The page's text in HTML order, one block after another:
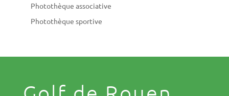
Photothèque associative
Photothèque sportive